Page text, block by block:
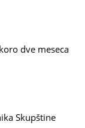
dve meseca
Skupštine